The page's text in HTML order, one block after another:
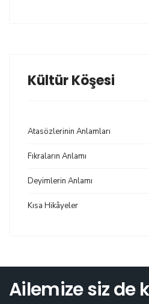
Kültür Köşesi
Atasözlerinin Anlamları
Fıkraların Anlamı
Deyimlerin Anlamı
Kısa Hikâyeler
Ailemize siz de